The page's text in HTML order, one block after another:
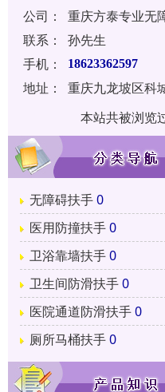
公司：
重庆方泰专业无
联系：
孙先生
手机：
18623362597
地址：
重庆九龙坡区科
本站共被浏览
无障碍扶手0
医用防撞扶手0
卫浴靠墙扶手0
卫生间防滑扶手0
医院通道防滑扶手0
厕所马桶扶手0